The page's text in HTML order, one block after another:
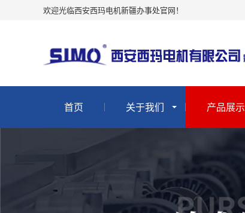
欢迎光临西安西玛电机新疆办事处官网！
首页 关于我们 产品展示